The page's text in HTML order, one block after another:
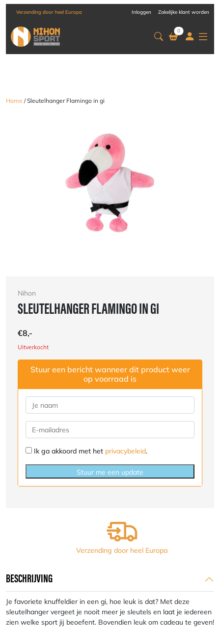
Verzending door heel Europa Inloggen Zakelijke klant worden
0
Home / Sleutelhanger Flamingo in gi
Nihon
SLEUTELHANGER FLAMINGO IN GI
€8,-
Uitverkocht
Stuur een bericht wanneer dit product weer
op voorraad is
Ik ga akkoord met het privacybeleid.
Stuur me een update
Verzending door heel Europa
BESCHRIJVING
Je favoriete knuffeldier in een gi, hoe leuk is dat? Met deze
sleutelhanger vergeet je nooit meer je sleutels en laat je iedereen
zien welke sport jij beoefent. Bovendien leuk om cadeau te geven!